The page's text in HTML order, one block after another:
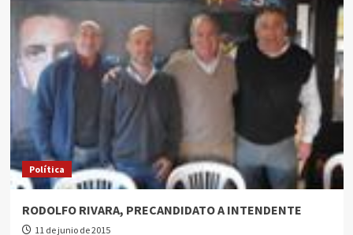
Política
RODOLFO RIVARA, PRECANDIDATO A INTENDENTE
11 de junio de 2015